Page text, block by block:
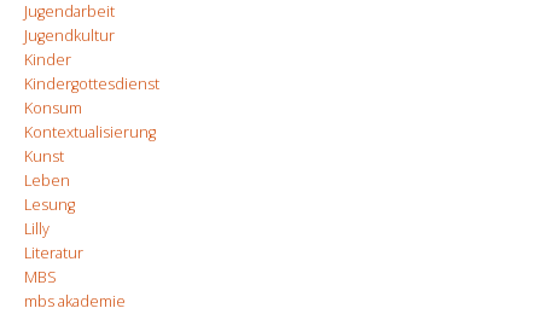
Jugendarbeit
Jugendkultur
Kinder
Kindergottesdienst
Konsum
Kontextualisierung
Kunst
Leben
Lesung
Lilly
Literatur
MBS
mbs akademie